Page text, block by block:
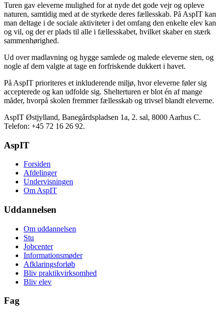
Turen gav eleverne mulighed for at nyde det gode vejr og opleve
naturen, samtidig med at de styrkede deres fællesskab. På AspIT kan
man deltage i de sociale aktiviteter i det omfang den enkelte elev kan
og vil, og der er plads til alle i fællesskabet, hvilket skaber en stærk
sammenhørighed.
Ud over madlavning og hygge samlede og malede eleverne sten, og
nogle af dem valgte at tage en forfriskende dukkert i havet.
På AspIT prioriteres et inkluderende miljø, hvor eleverne føler sig
accepterede og kan udfolde sig. Shelterturen er blot én af mange
måder, hvorpå skolen fremmer fællesskab og trivsel blandt eleverne.
AspIT Østjylland, Banegårdspladsen 1a, 2. sal, 8000 Aarhus C.
Telefon: +45 72 16 26 92.
AspIT
Forsiden
Afdelinger
Undervisningen
Om AspIT
Uddannelsen
Om uddannelsen
Stu
Jobcenter
Informationsmøder
Afklaringsforløb
Bliv praktikvirksomhed
Bliv elev
Fag